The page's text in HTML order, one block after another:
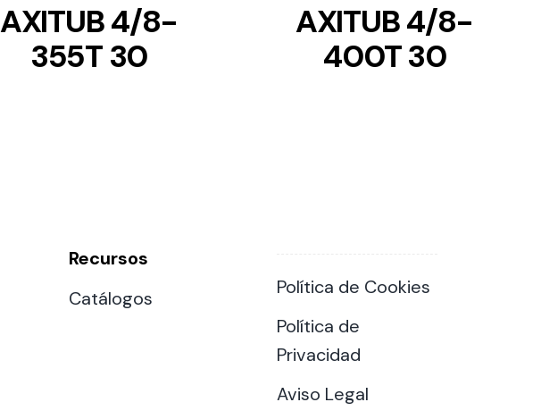
AXITUB 4/8-
355T 30
AXITUB 4/8-
400T 30
Recursos
Catálogos
Política de Cookies
Política de
Privacidad
Aviso Legal